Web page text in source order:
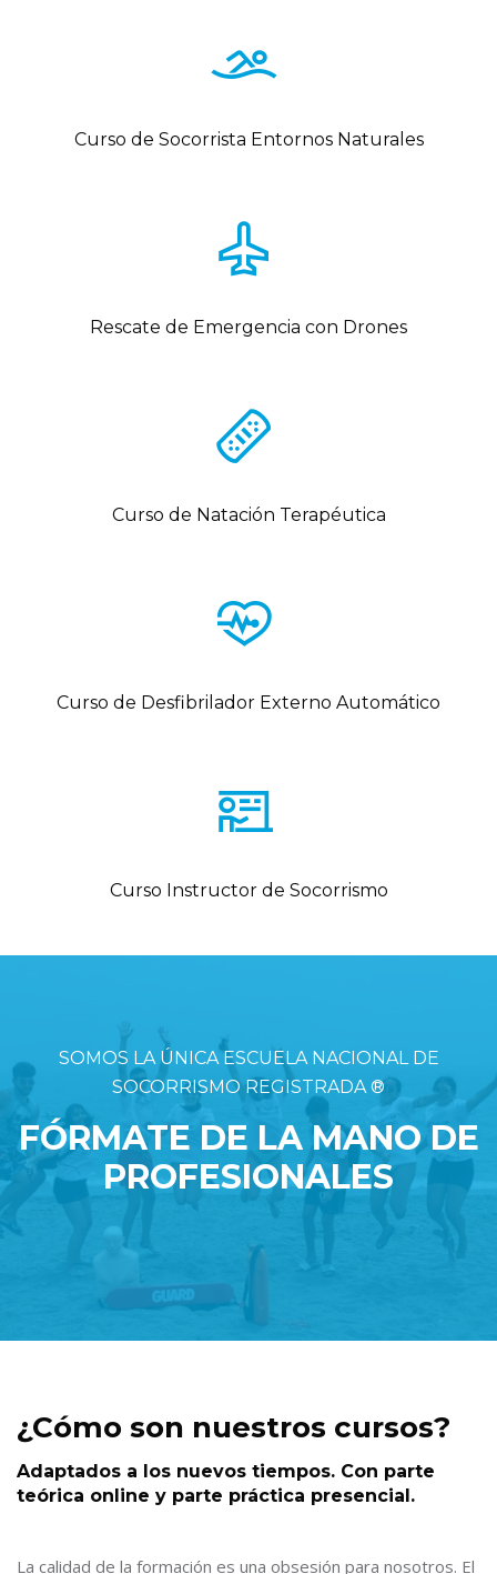
Curso de Socorrista Entornos Naturales
Rescate de Emergencia con Drones
Curso de Natación Terapéutica
Curso de Desfibrilador Externo Automático
Curso Instructor de Socorrismo
SOMOS LA ÚNICA ESCUELA NACIONAL DE
SOCORRISMO REGISTRADA ®
FÓRMATE DE LA MANO DE
PROFESIONALES
¿Cómo son nuestros cursos?
Adaptados a los nuevos tiempos. Con parte
teórica online y parte práctica presencial.
La calidad de la formación es una obsesión para nosotros. El